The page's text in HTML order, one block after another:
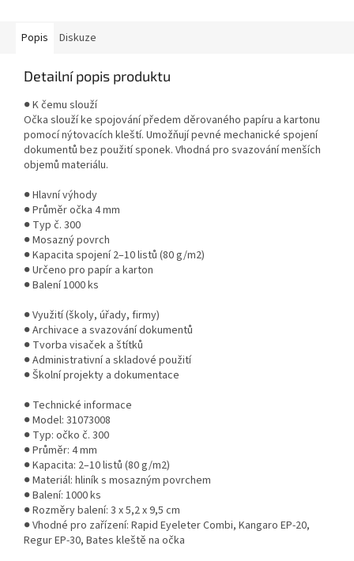
Popis Diskuze
Detailní popis produktu
● K čemu slouží
Očka slouží ke spojování předem děrovaného papíru a kartonu
pomocí nýtovacích kleští. Umožňují pevné mechanické spojení
dokumentů bez použití sponek. Vhodná pro svazování menších
objemů materiálu.
● Hlavní výhody
● Průměr očka 4 mm
● Typ č. 300
● Mosazný povrch
● Kapacita spojení 2–10 listů (80 g/m2)
● Určeno pro papír a karton
● Balení 1000 ks
● Využití (školy, úřady, firmy)
● Archivace a svazování dokumentů
● Tvorba visaček a štítků
● Administrativní a skladové použití
● Školní projekty a dokumentace
● Technické informace
● Model: 31073008
● Typ: očko č. 300
● Průměr: 4 mm
● Kapacita: 2–10 listů (80 g/m2)
● Materiál: hliník s mosazným povrchem
● Balení: 1000 ks
● Rozměry balení: 3 x 5,2 x 9,5 cm
● Vhodné pro zařízení: Rapid Eyeleter Combi, Kangaro EP-20,
Regur EP-30, Bates kleště na očka